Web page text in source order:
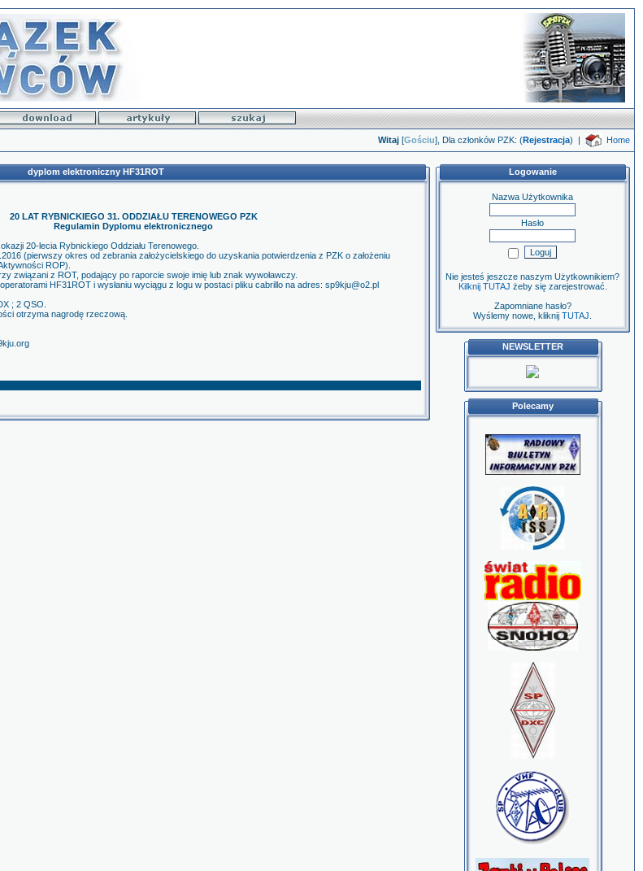
Witaj [Gościu], Dla członków PZK: (Rejestracja) | Home
dyplom elektroniczny HF31ROT
20 LAT RYBNICKIEGO 31. ODDZIAŁU TERENOWEGO PZK
Regulamin Dyplomu elektronicznego
20-lecia Rybnickiego Oddziału Terenowego.
(pierwszy okres od zebrania założycielskiego do uzyskania potwierdzenia z PZK o założeniu
ROP).
związani z ROT, podający po raporcie swoje imię lub znak wywoławczy.
HF31ROT i wysłaniu wyciągu z logu w postaci pliku cabrillo na adres: sp9kju@o2.pl
; 2 QSO.
otrzyma nagrodę rzeczową.
Logowanie
Nazwa Użytkownika
Hasło
Nie jesteś jeszcze naszym Użytkownikiem?
Kilknij TUTAJ żeby się zarejestrować.
Zapomniane hasło?
Wyślemy nowe, kliknij TUTAJ
NEWSLETTER
Polecamy